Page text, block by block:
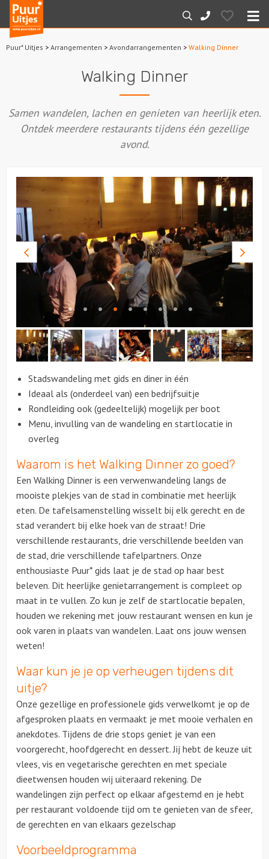
Puur*
Uitjes
Zoeken
088-
7887000
Hearts
Arrangementen
Dagarrangementen
Avondarrangementen
Varen
Boottochten
Losse boothuur
Sport en spel
Citygames
Quizzen en spellen
Speurtochten
Sportieve activiteiten
Dinerspellen
Creatieve workshops
Culinaire workshops
Actieve workshops
Ludieke workshops
Muzikale workshops
Teamtrainingen
Wandelingen
Fietstochten
Segwaytours
Solextours
Puur* Uitjes > Arrangementen > Avondarrangementen > Walking Dinner
Walking Dinner
Samen wandelen, lachen en genieten van heerlijk eten.
Ontdek meerdere restaurants tijdens één gezellige
avond.
Vorige
foto
foto
Stadswandeling met gids en diner in één
Ideaal als (onderdeel van) een bedrijfsuitje
Rondleiding ook (gedeeltelijk) mogelijk per boot
Menu, invulling van de wandeling en startlocatie in
overleg
Waarom is het Walking Dinner zo goed?
Een Walking Dinner is een verwenwandeling langs de
mooiste plekjes van de stad in combinatie met heerlijk
eten. De tafelsamenstelling wisselt bij elk gerecht en de
stad verandert bij elke hoek van de straat! Drie
verschillende restaurants, drie verschillende beelden van
de stad, drie verschillende tafelpartners. Onze
enthousiaste Puur* gids laat je de stad op haar best
beleven. Dit heerlijke genietarrangement is compleet op
maat in te vullen. Zo kun je zelf de startlocatie bepalen,
houden we rekening met jouw restaurant wensen en kun je
ook varen in plaats van wandelen. Laat ons jouw wensen
weten!
Waar kun je je op verheugen tijdens dit
uitje?
Onze gezellige en professionele gids verwelkomt je op de
afgesproken plaats en vermaakt je met mooie verhalen en
anekdotes. Tijdens de drie stops geniet je van een
voorgerecht, hoofdgerecht en dessert. Jij hebt de keuze uit
vlees, vis en vegetarische gerechten en met speciale
dieetwensen houden wij uiteraard rekening. De
wandelingen zijn perfect op elkaar afgestemd en je hebt
per restaurant voldoende tijd om te genieten van de sfeer,
de gerechten en van elkaars gezelschap
Voorbeeldprogramma